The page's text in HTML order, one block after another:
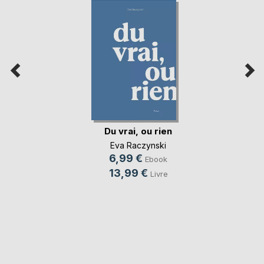
Du vrai, ou rien
Eva Raczynski
6,99 € Ebook
13,99 € Livre